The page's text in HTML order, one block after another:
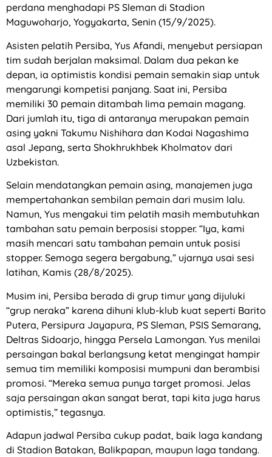
perdana menghadapi PS Sleman di Stadion
Maguwoharjo, Yogyakarta, Senin (15/9/2025).
Asisten pelatih Persiba, Yus Afandi, menyebut persiapan
tim sudah berjalan maksimal. Dalam dua pekan ke
depan, ia optimistis kondisi pemain semakin siap untuk
mengarungi kompetisi panjang. Saat ini, Persiba
memiliki 30 pemain ditambah lima pemain magang.
Dari jumlah itu, tiga di antaranya merupakan pemain
asing yakni Takumu Nishihara dan Kodai Nagashima
asal Jepang, serta Shokhrukhbek Kholmatov dari
Uzbekistan.
Selain mendatangkan pemain asing, manajemen juga
mempertahankan sembilan pemain dari musim lalu.
Namun, Yus mengakui tim pelatih masih membutuhkan
tambahan satu pemain berposisi stopper. “Iya, kami
masih mencari satu tambahan pemain untuk posisi
stopper. Semoga segera bergabung,” ujarnya usai sesi
latihan, Kamis (28/8/2025).
Musim ini, Persiba berada di grup timur yang dijuluki
“grup neraka” karena dihuni klub-klub kuat seperti Barito
Putera, Persipura Jayapura, PS Sleman, PSIS Semarang,
Deltras Sidoarjo, hingga Persela Lamongan. Yus menilai
persaingan bakal berlangsung ketat mengingat hampir
semua tim memiliki komposisi mumpuni dan berambisi
promosi. “Mereka semua punya target promosi. Jelas
saja persaingan akan sangat berat, tapi kita juga harus
optimistis,” tegasnya.
Adapun jadwal Persiba cukup padat, baik laga kandang
di Stadion Batakan, Balikpapan, maupun laga tandang.